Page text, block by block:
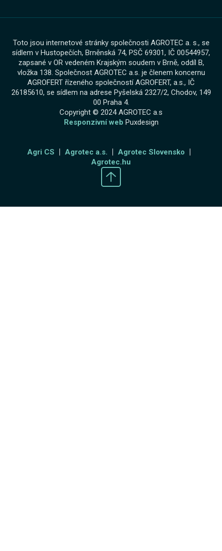
Toto jsou internetové stránky společnosti AGROTEC a. s., se
sídlem v Hustopečích, Brněnská 74, PSČ 69301, IČ 00544957,
zapsané v OR vedeném Krajským soudem v Brně, oddíl B,
vložka 138. Společnost AGROTEC a.s. je členem koncernu
AGROFERT řízeného společností AGROFERT, a.s., IČ
26185610, se sídlem na adrese Pyšelská 2327/2, Chodov, 149
00 Praha 4.
Copyright © 2024 AGROTEC a.s
Responzivní web Puxdesign
Agri CS Agrotec a.s.
Agrotec Slovensko
Agrotec.hu